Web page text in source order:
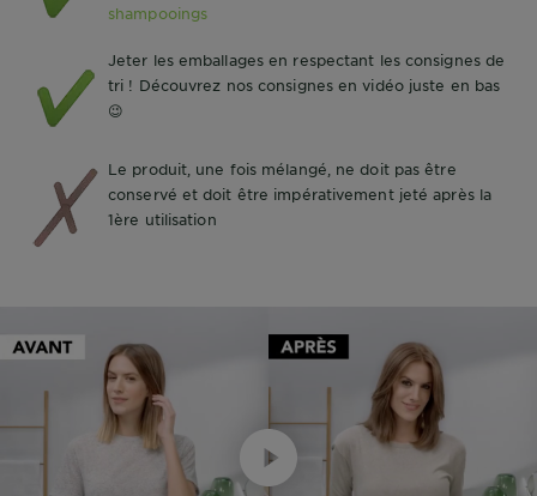
shampooings
Jeter les emballages en respectant les consignes de
tri ! Découvrez nos consignes en vidéo juste en bas
😉
Le produit, une fois mélangé, ne doit pas être
conservé et doit être impérativement jeté après la
1ère utilisation